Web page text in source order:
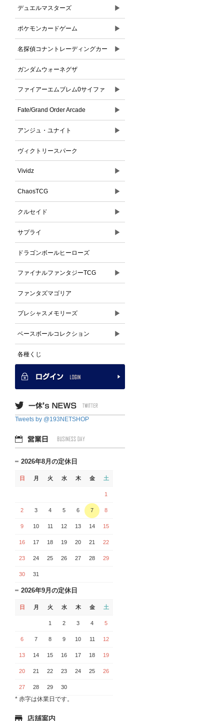
デュエルマスターズ ▶
ポケモンカードゲーム ▶
名探偵コナントレーディングカー
ドゲーム
▶
ガンダムウォーネグザ
ファイアーエムブレム0サイファ ▶
Fate/Grand Order Arcade ▶
アンジュ・ユナイト ▶
ヴィクトリースパーク
Vividz ▶
ChaosTCG ▶
クルセイド ▶
サプライ ▶
ドラゴンボールヒーローズ
ファイナルファンタジーTCG ▶
ファンタズマゴリア
プレシャスメモリーズ ▶
ベースボールコレクション ▶
各種くじ
Tweets by @193NETSHOP
2026年8月の定休日
日 月 火 水 木 金 土
1
2 3 4 5 6 7 8
9 10 11 12 13 14 15
16 17 18 19 20 21 22
23 24 25 26 27 28 29
30 31
2026年9月の定休日
日 月 火 水 木 金 土
1 2 3 4 5
6 7 8 9 10 11 12
13 14 15 16 17 18 19
20 21 22 23 24 25 26
27 28 29 30
* 赤字は休業日です。